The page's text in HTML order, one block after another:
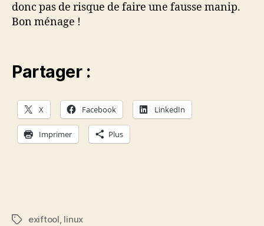
donc pas de risque de faire une fausse manip.
Bon ménage !
Partager :
X Facebook LinkedIn
Imprimer Plus
Étiquettes
exiftool, linux